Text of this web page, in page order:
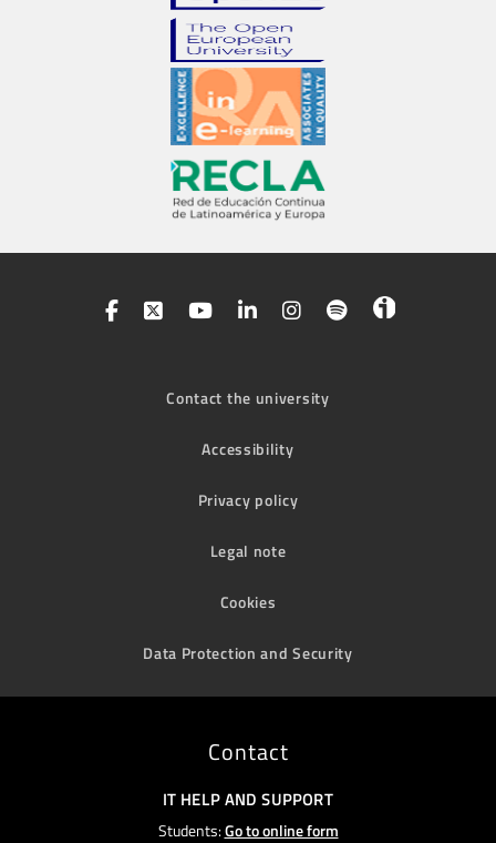
Contact the university
Accessibility
Privacy policy
Legal note
Cookies
Data Protection and Security
Contact
IT HELP AND SUPPORT
Students:Go to online form